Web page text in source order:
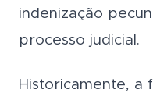
indenização
processo judicial.
Historicamente, a